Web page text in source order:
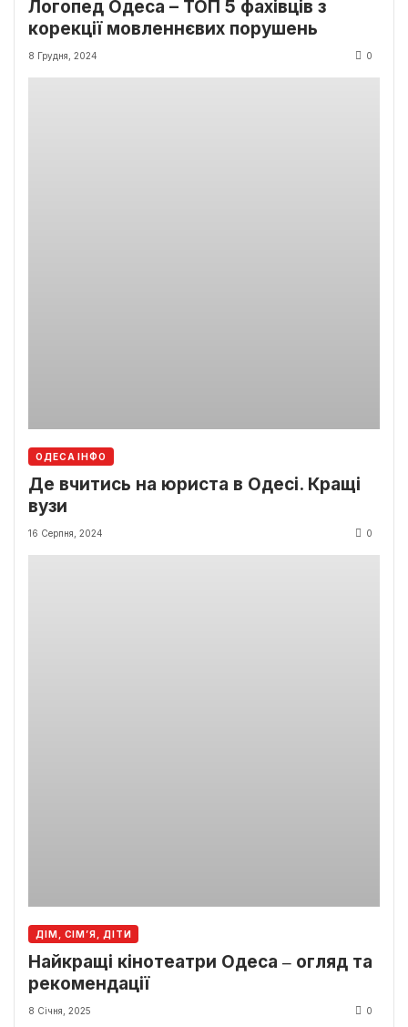
Логопед Одеса – ТОП 5 фахівців з
корекції мовленнєвих порушень
8 Грудня, 2024 0
ОДЕСА ІНФО
Де вчитись на юриста в Одесі. Кращі
вузи
16 Серпня, 2024 0
ДІМ, СІМ’Я, ДІТИ
Найкращі кінотеатри Одеса ‒ огляд та
рекомендації
8 Січня, 2025 0